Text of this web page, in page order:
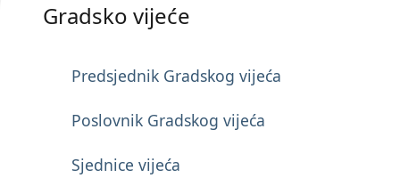
Gradsko vijeće
Predsjednik Gradskog vijeća
Poslovnik Gradskog vijeća
Sjednice vijeća